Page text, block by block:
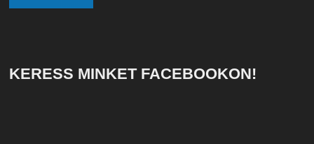
KERESS MINKET FACEBOOKON!